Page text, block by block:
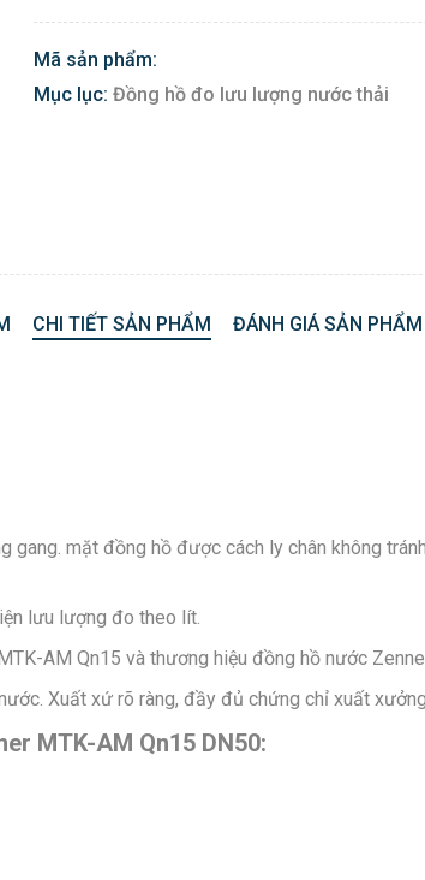
Mã sản phẩm:
Mục lục: Đồng hồ đo lưu lượng nước thải
CHI TIẾT SẢN PHẨM ĐÁNH GIÁ SẢN
gang. mặt đồng hồ được cách ly chân không
lưu lượng đo theo lít.
AM Qn15 và thương hiệu đồng hồ nước
Xuất xứ rõ ràng, đầy đủ chứng chỉ xuất
MTK-AM Qn15 DN50: